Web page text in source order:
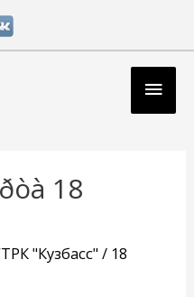
18
"Кузбасс"/ 18